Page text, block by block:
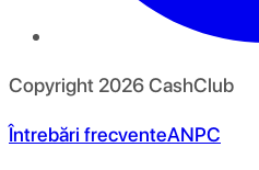
Copyright 2026CashClub
Întrebări frecventeANPC